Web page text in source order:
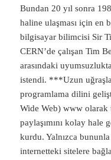
Bundan 20 yıl sonra
haline ulaşması için en
bilgisayar bilimcisi Sir
CERN’de çalışan Tim
arasındaki
istendi. ***Uzun
programlama dilini
Wide Web) www olarak
paylaşımını kolay hale
kurdu. Yalnızca
internetteki sitelere